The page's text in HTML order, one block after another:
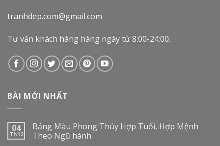
tranhdep.com@gmail.com
Tư vấn khách hàng hàng ngày từ 8:00-24:00.
BÀI MỚI NHẤT
04
Th12
Bảng Màu Phong Thủy Hợp Tuổi, Hợp Mệnh
Theo Ngũ hành